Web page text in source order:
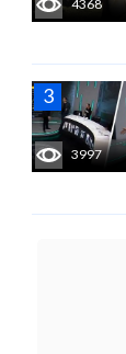
4368
3997